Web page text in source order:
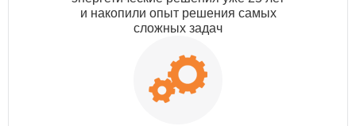
и накопили опыт решения самых
сложных задач